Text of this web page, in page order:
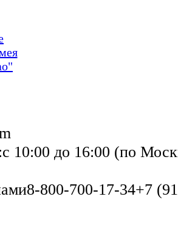
с 10:00 до 16:00 (по
8-800-700-17-34+7